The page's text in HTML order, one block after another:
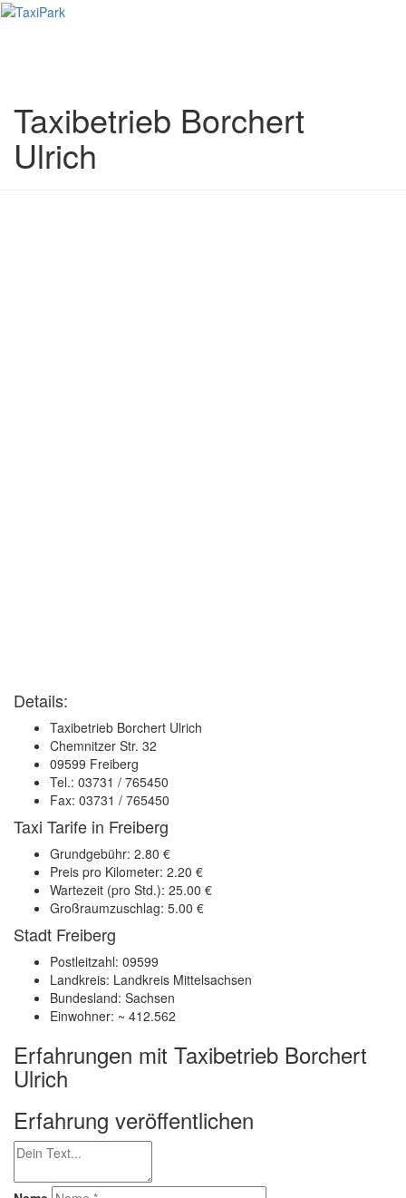
Taxibetrieb Borchert
Ulrich
Details:
Taxibetrieb Borchert Ulrich
Chemnitzer Str. 32
09599 Freiberg
Tel.: 03731 / 765450
Fax: 03731 / 765450
Taxi Tarife in Freiberg
Grundgebühr: 2.80 €
Preis pro Kilometer: 2.20 €
Wartezeit (pro Std.): 25.00 €
Großraumzuschlag: 5.00 €
Stadt Freiberg
Postleitzahl: 09599
Landkreis: Landkreis Mittelsachsen
Bundesland: Sachsen
Einwohner: ~ 412.562
Erfahrungen mit Taxibetrieb Borchert
Ulrich
Erfahrung veröffentlichen